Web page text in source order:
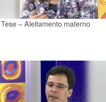
– Aleitamento materno